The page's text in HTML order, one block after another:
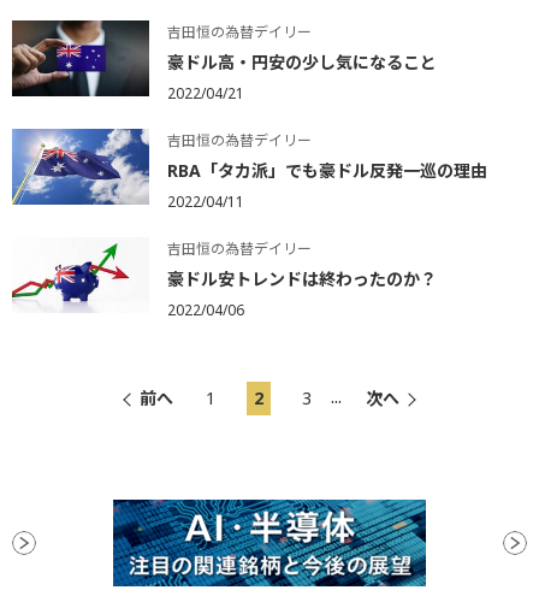
吉田恒の為替デイリー
豪ドル高・円安の少し気になること
2022/04/21
吉田恒の為替デイリー
RBA「タカ派」でも豪ドル反発一巡の理由
2022/04/11
吉田恒の為替デイリー
豪ドル安トレンドは終わったのか？
2022/04/06
前へ 1 2 3 ... 次へ